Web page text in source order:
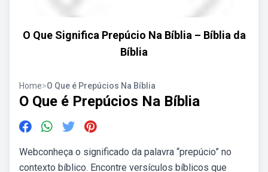
O Que Significa Prepúcio Na Bíblia – Bíblia da
Bíblia
Home>O Que é Prepúcios Na Bíblia
O Que é Prepúcios Na Bíblia
Webconheça o significado da palavra “prepúcio” no
contexto bíblico. Encontre versículos bíblicos que